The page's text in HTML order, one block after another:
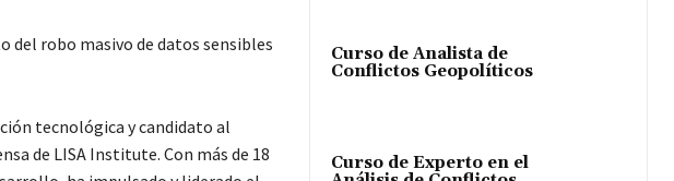
del robo masivo de datos sensibles
tecnológica y candidato al
de LISA Institute. Con más de 18
Curso de Analista de
Conflictos Geopolíticos
Curso de Experto en el